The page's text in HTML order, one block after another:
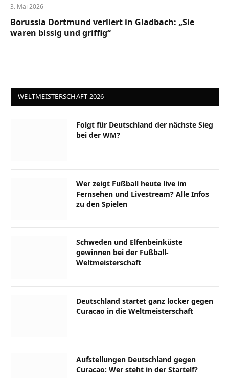
3. Mai 2026
Borussia Dortmund verliert in Gladbach: „Sie
waren bissig und griffig“
WELTMEISTERSCHAFT 2026
Folgt für Deutschland der nächste Sieg
bei der WM?
Wer zeigt Fußball heute live im
Fernsehen und Livestream? Alle Infos
zu den Spielen
Schweden und Elfenbeinküste
gewinnen bei der Fußball-
Weltmeisterschaft
Deutschland startet ganz locker gegen
Curacao in die Weltmeisterschaft
Aufstellungen Deutschland gegen
Curacao: Wer steht in der Startelf?